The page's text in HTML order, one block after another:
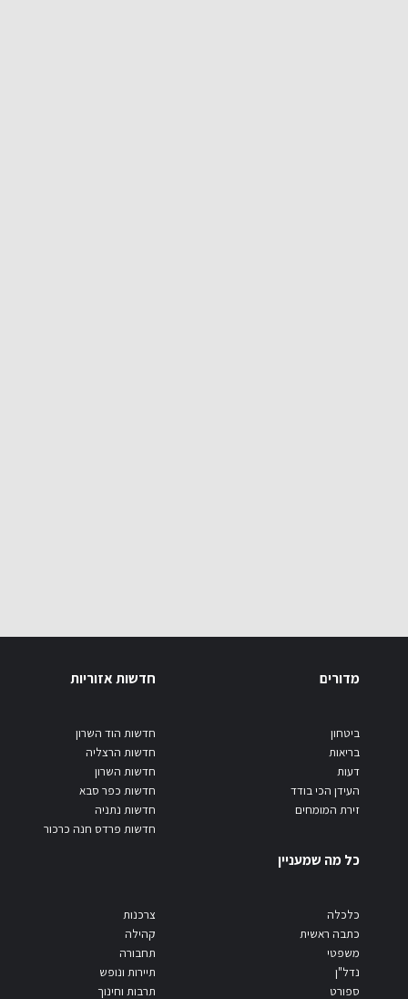
מדורים
ביטחון
בריאות
דעות
העידן הכי בודד
זירת המומחים
חדשות אזוריות
חדשות הוד השרון
חדשות הרצליה
חדשות השרון
חדשות כפר סבא
חדשות נתניה
חדשות פרדס חנה כרכור
כל מה שמעניין
כלכלה
כתבה ראשית
משפטי
נדל"ן
ספורט
צרכנות
קהילה
תחבורה
תיירות ונופש
תרבות וחינוך